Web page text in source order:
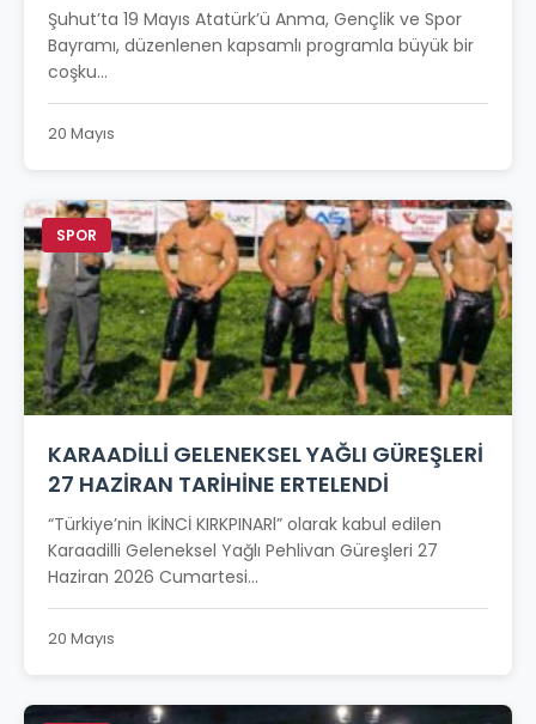
Şuhut’ta 19 Mayıs Atatürk’ü Anma, Gençlik ve Spor
Bayramı, düzenlenen kapsamlı programla büyük bir
coşku...
20 Mayıs
SPOR
KARAADİLLİ GELENEKSEL YAĞLI GÜREŞLERİ
27 HAZİRAN TARİHİNE ERTELENDİ
“Türkiye’nin İKİNCİ KIRKPINARl” olarak kabul edilen
Karaadilli Geleneksel Yağlı Pehlivan Güreşleri 27
Haziran 2026 Cumartesi...
20 Mayıs